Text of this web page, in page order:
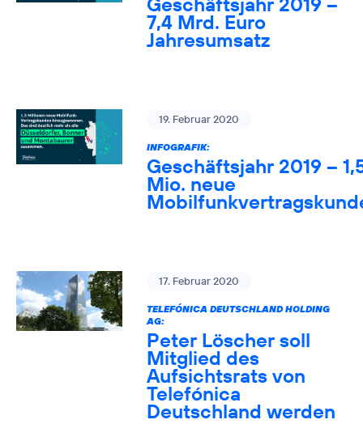
7,4 Mrd. Euro
Jahresumsatz
19. Februar 2020
INFOGRAFIK:
Geschäftsjahr 2019 –
Mio. neue
17. Februar 2020
TELEFÓNICA DEUTSCHLAND HOLDING
AG:
Peter Löscher soll
Mitglied des
Aufsichtsrats von
Telefónica
Deutschland werden